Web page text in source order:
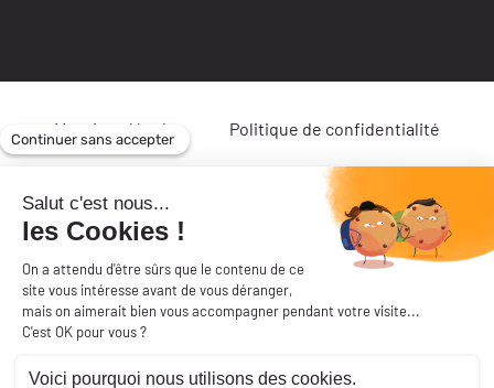
Mentions légales Politique de confidentialité
Site réalisé par l’agence web Makeo